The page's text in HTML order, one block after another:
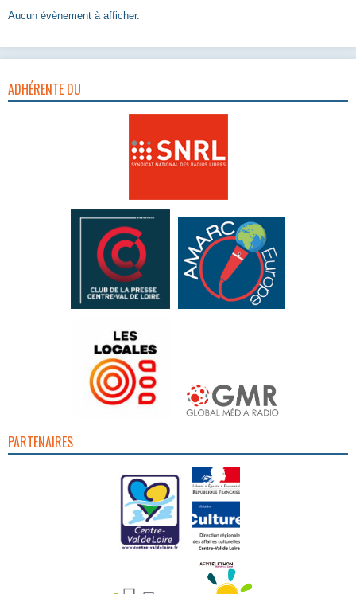
Aucun évènement à afficher.
ADHÉRENTE DU
PARTENAIRES